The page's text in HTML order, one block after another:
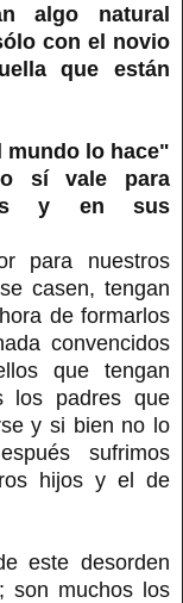
algo natural
con el novio
que están
lo hace"
sí vale para
y en sus
para nuestros
casen, tengan
de formarlos
convencidos
que tengan
los padres que
y si bien no lo
sufrimos
hijos y el de
este desorden
son muchos los